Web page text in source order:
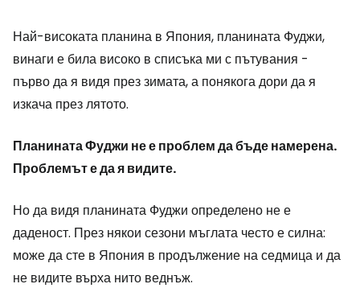
Най-високата планина в Япония, планината Фуджи,
винаги е била високо в списъка ми с пътувания -
първо да я видя през зимата, а понякога дори да я
изкача през лятото.
Планината Фуджи не е проблем да бъде намерена.
Проблемът е да я видите.
Но да видя планината Фуджи определено не е
даденост. През някои сезони мъглата често е силна:
може да сте в Япония в продължение на седмица и да
не видите върха нито веднъж.